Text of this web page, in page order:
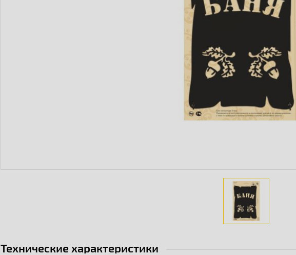
Технические характеристики